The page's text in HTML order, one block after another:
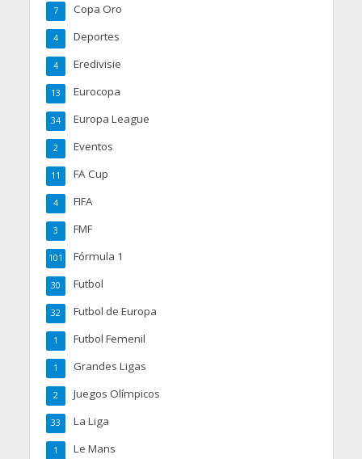
Copa Oro
7
Deportes
4
Eredivisie
4
Eurocopa
13
Europa League
34
Eventos
2
FA Cup
11
FIFA
4
FMF
3
Fórmula 1
101
Futbol
30
Futbol de Europa
32
Futbol Femenil
1
Grandes Ligas
1
Juegos Olímpicos
2
La Liga
33
Le Mans
1